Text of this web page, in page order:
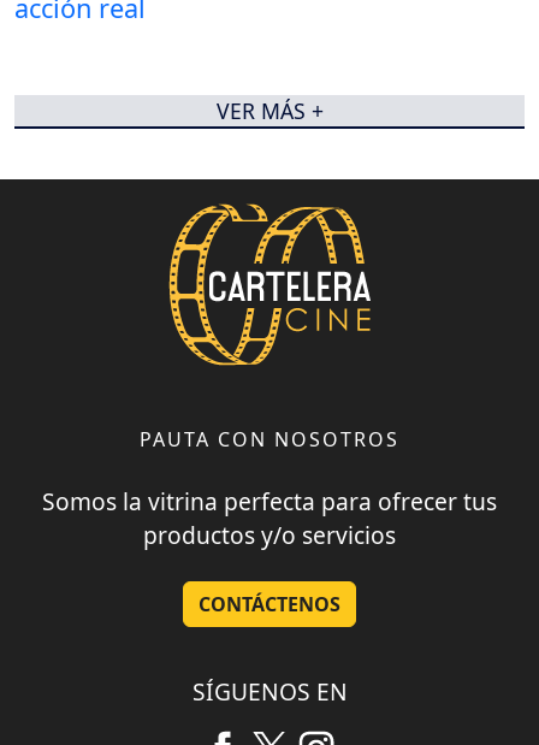
VER MÁS +
PAUTA CON NOSOTROS
Somos la vitrina perfecta para ofrecer tus
productos y/o servicios
CONTÁCTENOS
SÍGUENOS EN